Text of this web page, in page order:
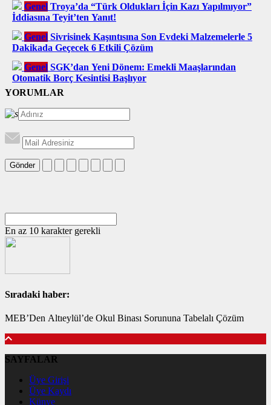
Genel Troya’da “Türk Oldukları İçin Kazı Yapılmıyor”
İddiasına Teyit’ten Yanıt!
Genel Sivrisinek Kaşıntısına Son Evdeki Malzemelerle 5
Dakikada Geçecek 6 Etkili Çözüm
Genel SGK’dan Yeni Dönem: Emekli Maaşlarından
Otomatik Borç Kesintisi Başlıyor
YORUMLAR
Gönder
En az 10 karakter gerekli
Sıradaki haber:
MEB’Den Altıeylül’de Okul Binası Sorununa Tabelalı Çözüm
SAYFALAR
Üye Girişi
Üye Kaydı
Künye